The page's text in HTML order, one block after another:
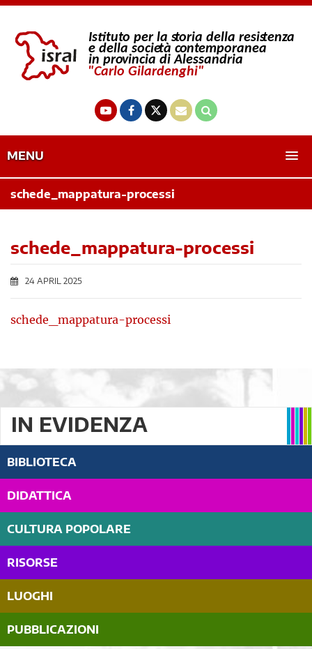
MENU
schede_mappatura-processi
schede_mappatura-processi
24 APRIL 2025
schede_mappatura-processi
IN EVIDENZA
BIBLIOTECA
DIDATTICA
CULTURA POPOLARE
RISORSE
LUOGHI
PUBBLICAZIONI